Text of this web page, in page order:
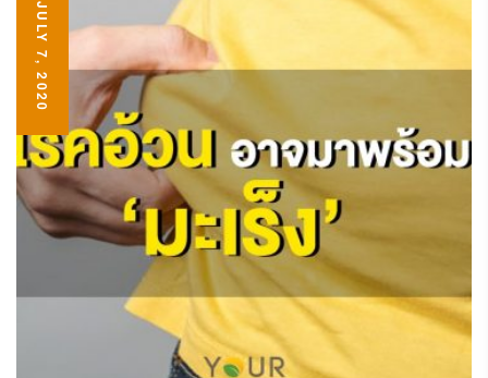
JULY 7, 2020